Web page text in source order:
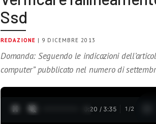
Ssd
REDAZIONE | 9 DICEMBRE 2013
Domanda: Seguendo le indicazioni
computer” pubblicato nel numero di
0:21 / 3:35 1 /2